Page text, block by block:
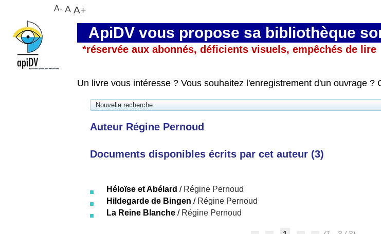
ApiDV vous propose sa bibliothèque
*réservée aux abonnés, déficients visuels, empêchés de lire
Un livre vous intéresse ? Vous souhaitez l'enregistrement d'un ouvrage
Nouvelle recherche
Auteur Régine Pernoud
Documents disponibles écrits par cet auteur (3)
Héloïse et Abélard / Régine Pernoud
Hildegarde de Bingen / Régine Pernoud
La Reine Blanche / Régine Pernoud
A- A A+